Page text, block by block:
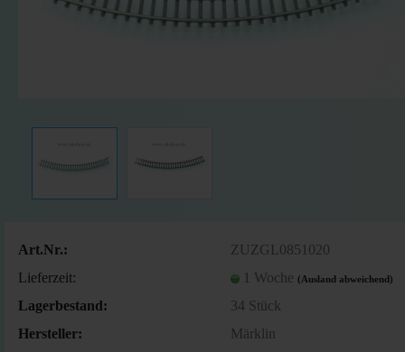
Art.Nr.:
ZUZGL0851020
Lieferzeit:
1 Woche (Ausland abweichend)
Lagerbestand: 34 Stück
Hersteller:
Märklin